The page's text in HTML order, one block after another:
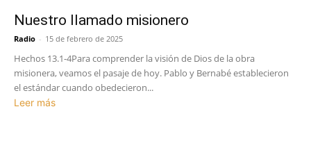
Nuestro llamado misionero
Radio - 15 de febrero de 2025
Hechos 13.1-4Para comprender la visión de Dios de la obra
misionera, veamos el pasaje de hoy. Pablo y Bernabé establecieron
el estándar cuando obedecieron...
Leer más